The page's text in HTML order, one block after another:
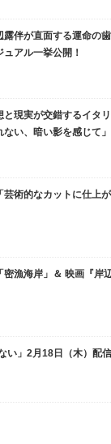
伴が直面する運命の
アル一挙公開！
現実が交錯するイタ
い、暗い影を感じて」
術的なカットに仕上
密漁海岸」＆ 映画『岸
」2月18日（木）配